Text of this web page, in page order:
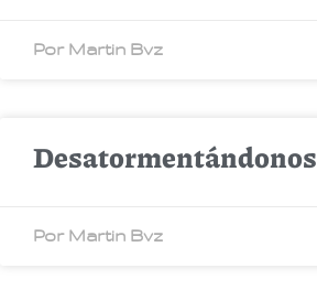
Por Martin Bvz
Desatormentándonos
Por Martin Bvz